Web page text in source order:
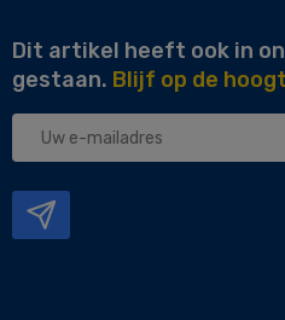
Dit artikel heeft ook in
gestaan. Blijf op de
Uw